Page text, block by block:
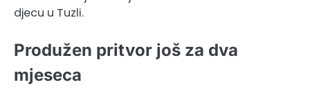
djecu u Tuzli.
Produžen pritvor još za dva
mjeseca